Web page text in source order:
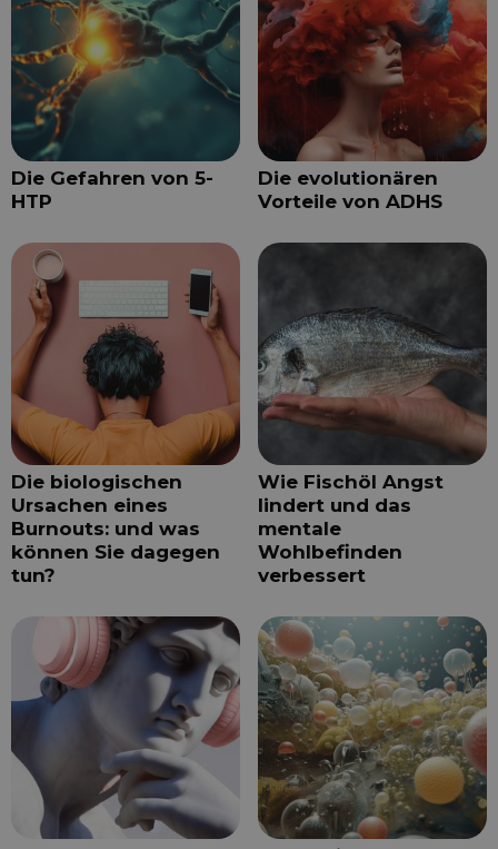
Die Gefahren von 5-
HTP
Die evolutionären
Vorteile von ADHS
Die biologischen
Ursachen eines
Burnouts: und was
können Sie dagegen
tun?
Wie Fischöl Angst
lindert und das
mentale
Wohlbefinden
verbessert